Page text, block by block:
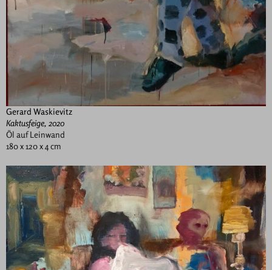
Gerard Waskievitz
Kaktusfeige, 2020
Öl auf Leinwand
180 x 120 x 4 cm